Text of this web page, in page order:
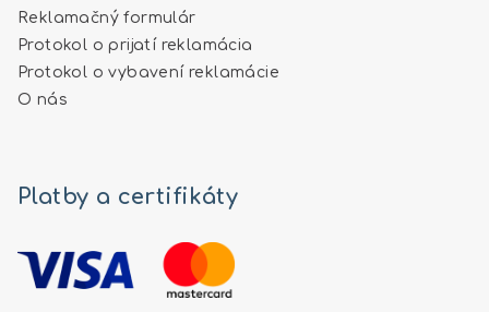
Reklamačný formulár
Protokol o prijatí reklamácia
Protokol o vybavení reklamácie
O nás
Platby a certifikáty